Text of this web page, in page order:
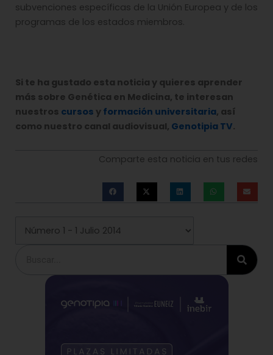
subvenciones específicas de la Unión Europea y de los
programas de los estados miembros.
Si te ha gustado esta noticia y quieres aprender
más sobre Genética en Medicina, te interesan
nuestros cursos y formación universitaria, así
como nuestro canal audiovisual, Genotipia TV.
Comparte esta noticia en tus redes